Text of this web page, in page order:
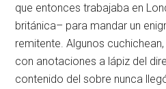
que entonces trabajaba en
británica– para mandar un
remitente. Algunos
con anotaciones a lápiz del
contenido del sobre nunca